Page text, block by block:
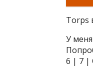
Torps
У
6 | 7 |